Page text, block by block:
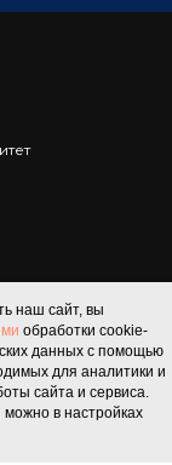
наш сайт, вы
обработки cookie-
данных с помощью
для аналитики и
сайта и сервиса.
можно в настройках
НАШИ